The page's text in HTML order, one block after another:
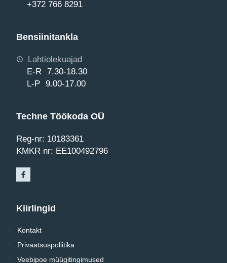
+372 766 8291
Bensiinitankla
Lahtiolekuajad
E-R 7.30-18.30
L-P 9.00-17.00
Techne Töökoda OÜ
Reg-nr: 10183361
KMKR nr: EE100492796
Kiirlingid
Kontakt
Privaatsuspoliitika
Veebipoe müügitingimused